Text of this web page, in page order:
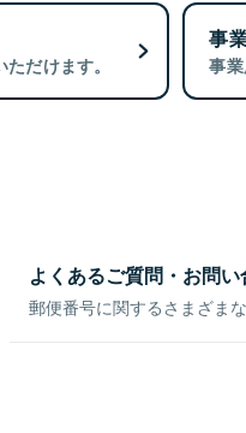
だけます。
事
事
よくあるご質問・お問
郵便番号に関するさまざま